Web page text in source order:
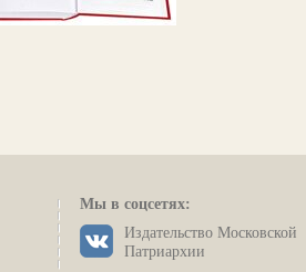
Мы в соцсетях:
Издательство Московской
Патриархии